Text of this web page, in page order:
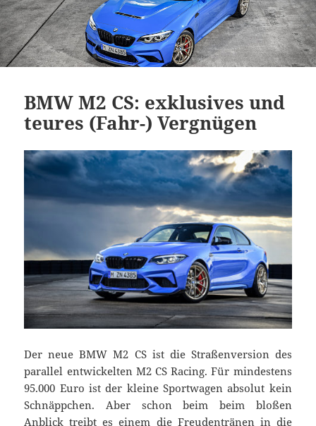
BMW M2 CS: exklusives und
teures (Fahr-) Vergnügen
Der neue BMW M2 CS ist die Straßenversion des
parallel entwickelten M2 CS Racing. Für mindestens
95.000 Euro ist der kleine Sportwagen absolut kein
Schnäppchen. Aber schon beim beim bloßen
Anblick treibt es einem die Freudentränen in die